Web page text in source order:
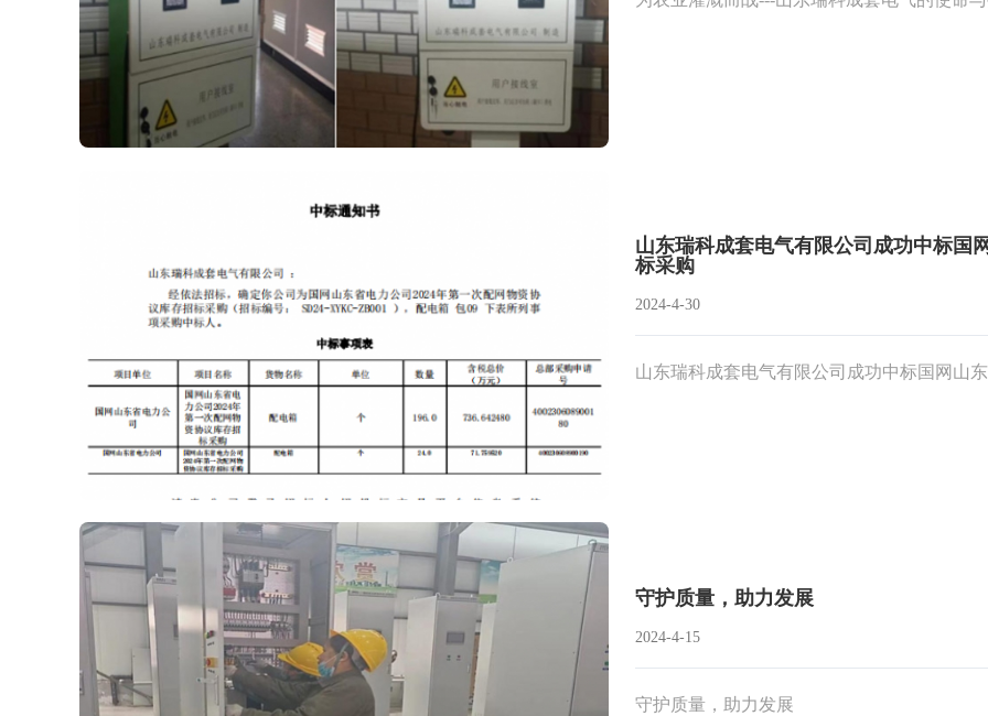
山东瑞科成套电气有限公司成功中标国
标采购
2024-4-30
山东瑞科成套电气有限公司成功中标国网山
守护质量，助力发展
2024-4-15
守护质量，助力发展